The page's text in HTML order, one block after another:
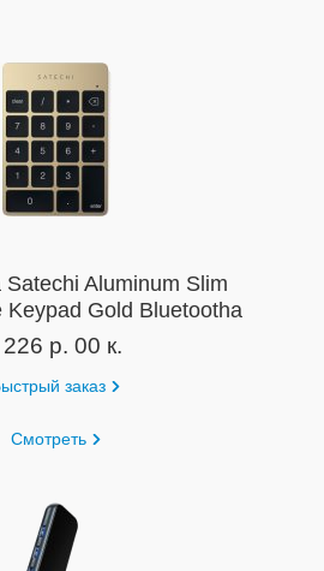
Satechi Aluminum Slim
Keypad Gold Bluetootha
226 р. 00 к.
заказ
Смотреть